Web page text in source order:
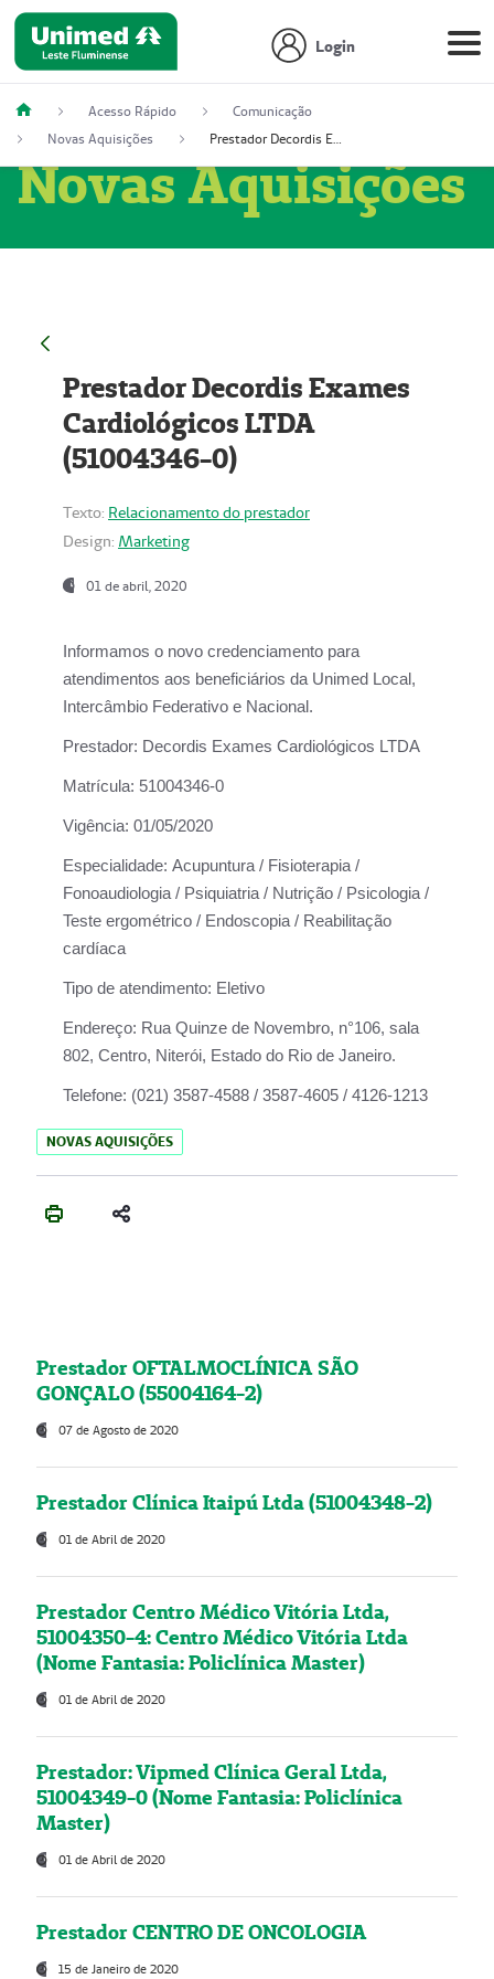
Login
Acesso Rápido
Comunicação
Novas Aquisições
Prestador Decordis Exames Cardiológicos LTDA (51004346-0)
Novas Aquisições
Prestador Decordis Exames
Cardiológicos LTDA
(51004346-0)
Texto: Relacionamento do prestador
Design: Marketing
01 de abril, 2020
Informamos o novo credenciamento para
atendimentos aos beneficiários da Unimed Local,
Intercâmbio Federativo e Nacional.
Prestador: Decordis Exames Cardiológicos LTDA
Matrícula: 51004346-0
Vigência: 01/05/2020
Especialidade: Acupuntura / Fisioterapia /
Fonoaudiologia / Psiquiatria / Nutrição / Psicologia /
Teste ergométrico / Endoscopia / Reabilitação
cardíaca
Tipo de atendimento: Eletivo
Endereço: Rua Quinze de Novembro, n°106, sala
802, Centro, Niterói, Estado do Rio de Janeiro.
Telefone: (021) 3587-4588 / 3587-4605 / 4126-1213
NOVAS AQUISIÇÕES
Prestador OFTALMOCLÍNICA SÃO
GONÇALO (55004164-2)
07 de Agosto de 2020
Prestador Clínica Itaipú Ltda (51004348-2)
01 de Abril de 2020
Prestador Centro Médico Vitória Ltda,
51004350-4: Centro Médico Vitória Ltda
(Nome Fantasia: Policlínica Master)
01 de Abril de 2020
Prestador: Vipmed Clínica Geral Ltda,
51004349-0 (Nome Fantasia: Policlínica
Master)
01 de Abril de 2020
Prestador CENTRO DE ONCOLOGIA
15 de Janeiro de 2020